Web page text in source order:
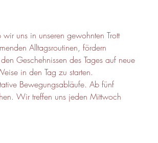
uns in unseren gewohnten Trott
Alltagsroutinen, fördern
Geschehnissen des Tages auf neue
in den Tag zu starten.
Bewegungsabläufe. Ab fünf
Wir treffen uns jeden Mittwoch